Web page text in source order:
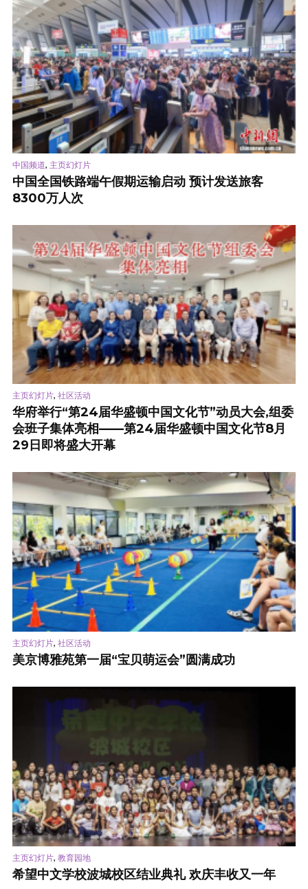
中国频道, 主页幻灯片
中国全国铁路端午假期运输启动 预计发送旅客
8300万人次
主页幻灯片, 社区活动
华府举行“第24届华盛顿中国文化节”动员大会,组委
会班子集体亮相——第24届华盛顿中国文化节8月
29日即将盛大开幕
主页幻灯片, 社区活动
美京博雅苑第一届“宝贝萌运会”圆满成功
主页幻灯片, 教育园地
希望中文学校波城校区结业典礼 欢庆丰收又一年